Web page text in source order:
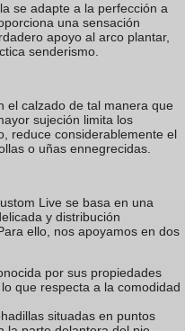
se adapte a la perfección a
una sensación
apoyo al arco plantar,
senderismo.
el calzado de tal manera que
sujeción limita los
reduce considerablemente el
o uñas ennegrecidas.
Live se basa en una
y distribución
ello, nos apoyamos en dos
por sus propiedades
que respecta a la comodidad
situadas en puntos